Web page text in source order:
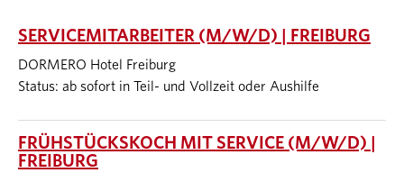
SERVICEMITARBEITER (M/W/D) | FREIBURG
DORMERO Hotel Freiburg
Status: ab sofort in Teil- und Vollzeit oder Aushilfe
FRÜHSTÜCKSKOCH MIT SERVICE (M/W/D) |
FREIBURG